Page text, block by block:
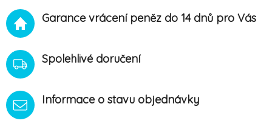
jemnost, chrání před
žmolkováním a látku
tmavé prádlosnadno
oblečení bude vypadat jako
zabezpečuje dlouhot
Garance vrácení peněz do 14 dnů pro Vás
Spolehlivé doručení
Informace o stavu objednávky